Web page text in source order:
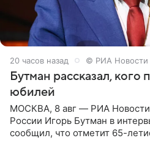
20 часов назад © РИА Новости
Бутман рассказал, кого
юбилей
МОСКВА, 8 авг — РИА
России Игорь Бутман в
сообщил, что отметит 65-